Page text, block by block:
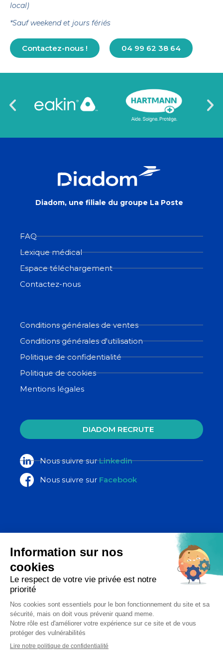
local)
*Sauf weekend et jours fériés
Contactez-nous ! 04 99 62 38 64
Diadom, une filiale du groupe La Poste
FAQ
Lexique médical
Espace téléchargement
Contactez-nous
Conditions générales de ventes
Conditions générales d'utilisation
Politique de confidentialité
Politique de cookies
Mentions légales
DIADOM RECRUTE
Nous suivre surLinkedin
Nous suivre sur Facebook
La Poste Santé & Autonomie,
un ensemble d’expertises du groupe
Copyright 2026 - Diadom - Tous droits réservés
Réalisation Étincelle